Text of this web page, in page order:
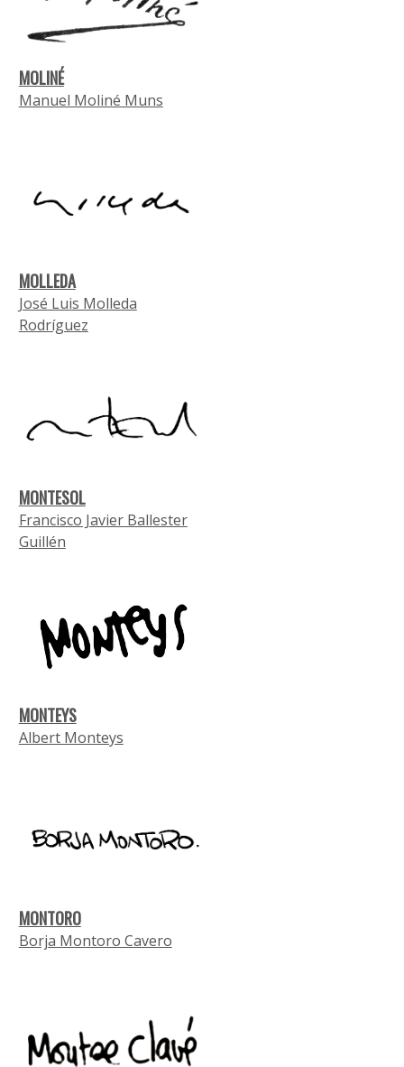
MOLINÉ
Manuel Moliné Muns
MOLLEDA
José Luis Molleda
Rodríguez
MONTESOL
Francisco Javier Ballester
Guillén
MONTEYS
Albert Monteys
MONTORO
Borja Montoro Cavero